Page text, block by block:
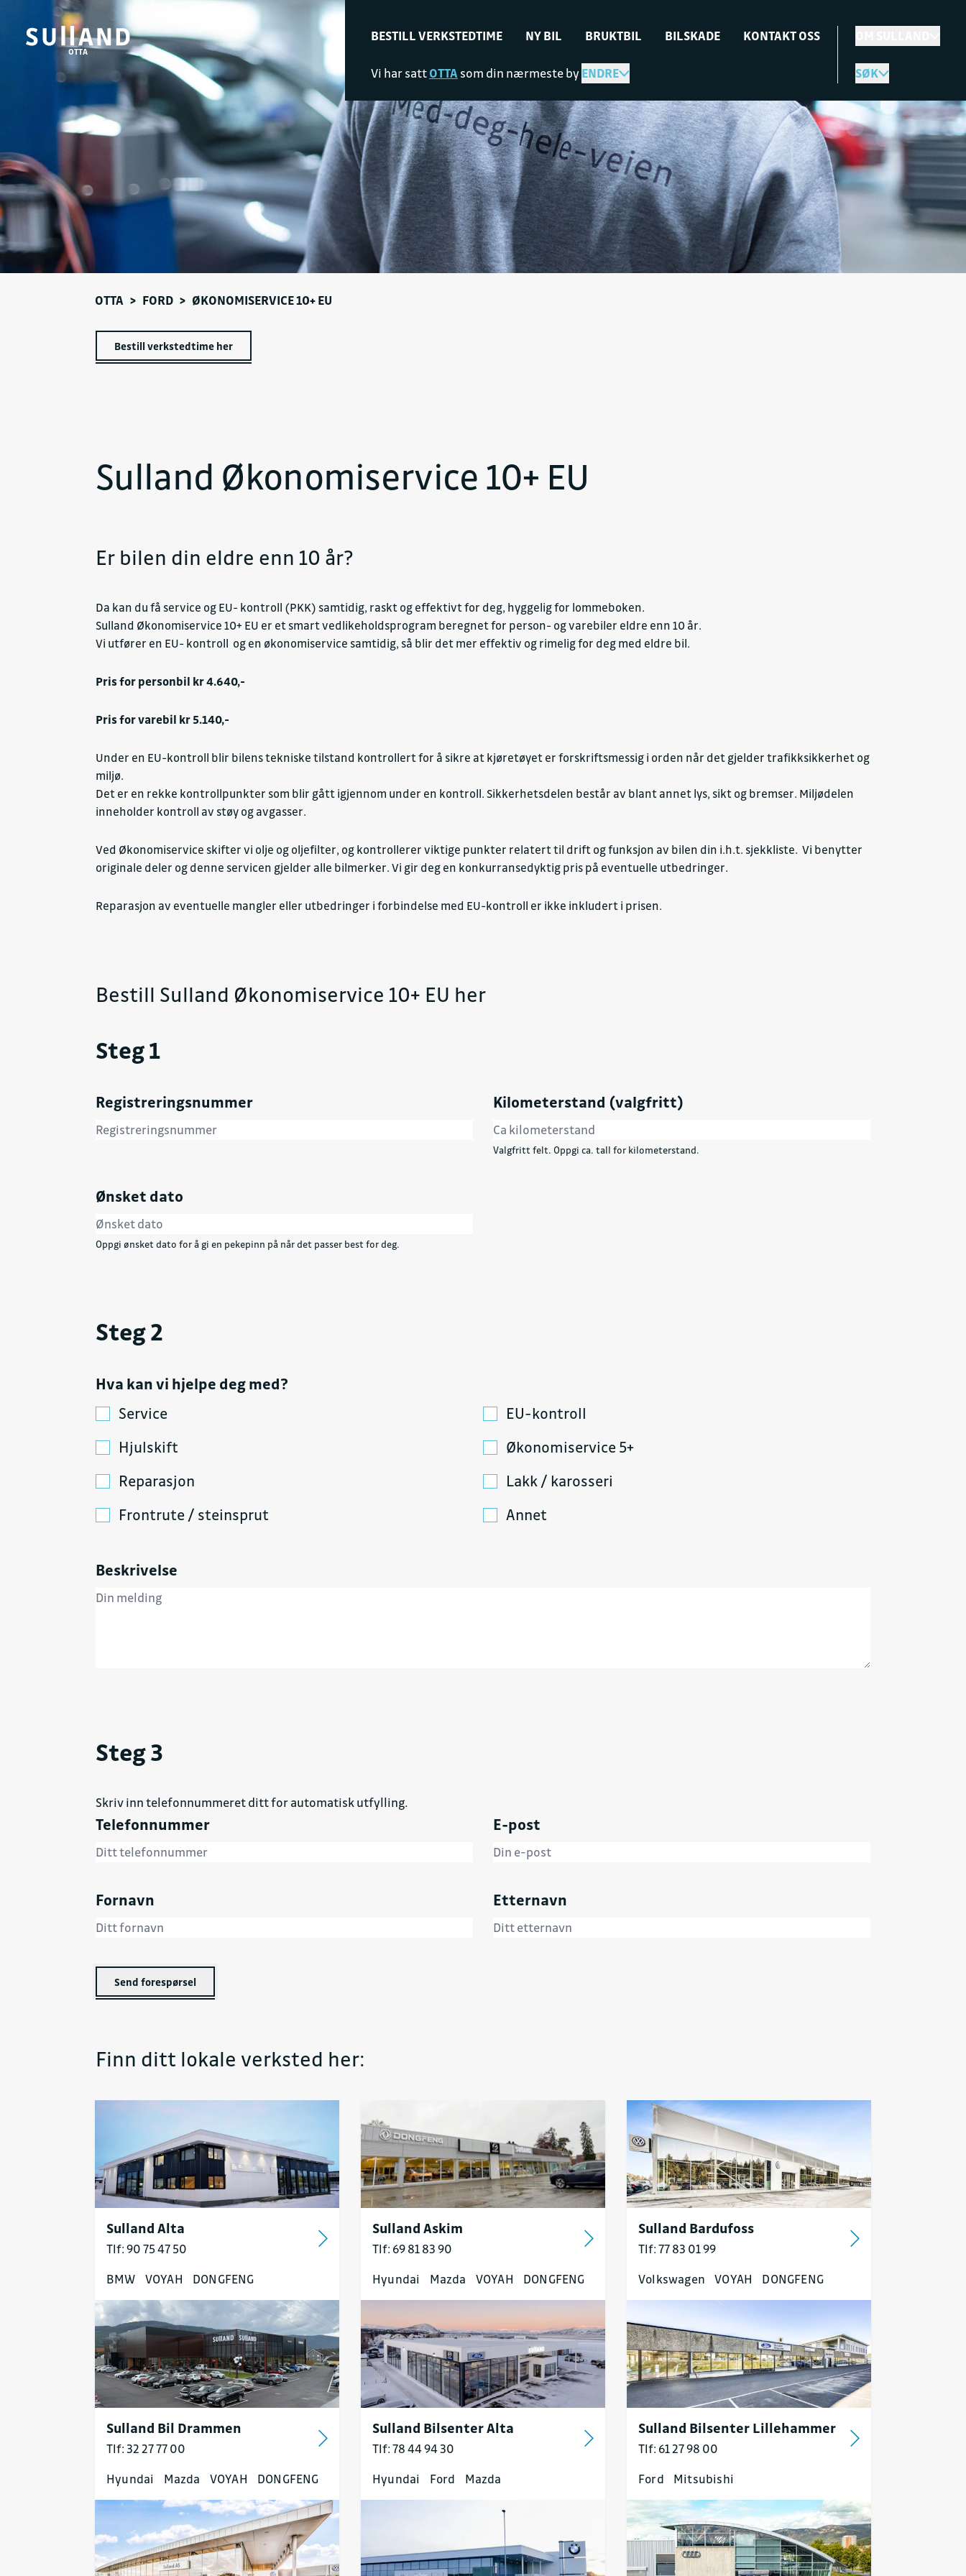
OTTA
BESTILL VERKSTEDTIME NY BIL BRUKTBIL BILSKADE KONTAKT OSS
Vi har sattOTTA som din nærmeste byENDRE SØK
OTTA > FORD > ØKONOMISERVICE 10+ EU
Bestill verkstedtime her
Sulland Økonomiservice 10+ EU
Er bilen din eldre enn 10 år?
Da kan du få service og EU- kontroll (PKK) samtidig, raskt og effektivt for deg, hyggelig for lommeboken.
Sulland Økonomiservice 10+ EU er et smart vedlikeholdsprogram beregnet for person- og varebiler eldre enn 10 år.
Vi utfører en EU- kontroll og en økonomiservice samtidig, så blir det mer effektiv og rimelig for deg med eldre bil.
Pris for personbil kr 4.640,-
Pris for varebil kr 5.140,-
Under en EU-kontroll blir bilens tekniske tilstand kontrollert for å sikre at kjøretøyet er forskriftsmessig i orden når det gjelder trafikksikkerhet og
miljø.
Det er en rekke kontrollpunkter som blir gått igjennom under en kontroll. Sikkerhetsdelen består av blant annet lys, sikt og bremser. Miljødelen
inneholder kontroll av støy og avgasser.
Ved Økonomiservice skifter vi olje og oljefilter, og kontrollerer viktige punkter relatert til drift og funksjon av bilen din i.h.t. sjekkliste. Vi benytter
originale deler og denne servicen gjelder alle bilmerker. Vi gir deg en konkurransedyktig pris på eventuelle utbedringer.
Reparasjon av eventuelle mangler eller utbedringer i forbindelse med EU-kontroll er ikke inkludert i prisen.
Bestill Sulland Økonomiservice 10+ EU her
Steg 1
Registreringsnummer Kilometerstand (valgfritt)
Valgfritt felt. Oppgi ca. tall for kilometerstand.
Ønsket dato
Oppgi ønsket dato for å gi en pekepinn på når det passer best for deg.
Steg 2
Hva kan vi hjelpe deg med?
Service
EU-kontroll
Hjulskift
Økonomiservice 5+
Reparasjon
Lakk / karosseri
Frontrute / steinsprut
Annet
Beskrivelse
Steg 3
Skriv inn telefonnummeret ditt for automatisk utfylling.
Telefonnummer E-post
Fornavn Etternavn
Send forespørsel
Finn ditt lokale verksted her:
Sulland Alta
Tlf: 90 75 47 50
BMW
VOYAH DONGFENG
Sulland Askim
Tlf: 69 81 83 90
Hyundai
Mazda VOYAH DONGFENG
Sulland Bardufoss
Tlf: 77 83 01 99
Volkswagen
VOYAH DONGFENG
Sulland Bil Drammen
Tlf: 32 27 77 00
Hyundai
Mazda VOYAH DONGFENG
Sulland Bilsenter Alta
Tlf: 78 44 94 30
Hyundai
Ford Mazda
Sulland Bilsenter Lillehammer
Tlf: 61 27 98 00
Ford
Mitsubishi